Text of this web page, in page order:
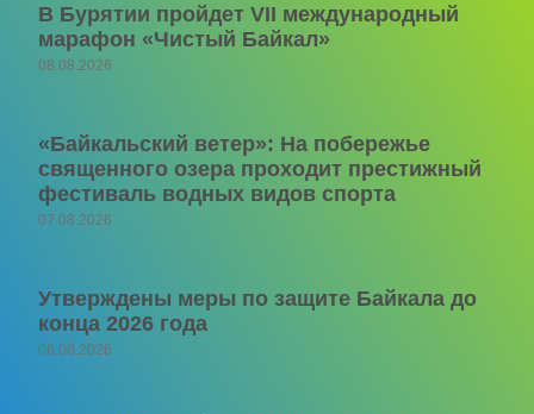
В Бурятии пройдет VII международный
марафон «Чистый Байкал»
08.08.2026
«Байкальский ветер»: На побережье
священного озера проходит престижный
фестиваль водных видов спорта
07.08.2026
Утверждены меры по защите Байкала до
конца 2026 года
06.08.2026